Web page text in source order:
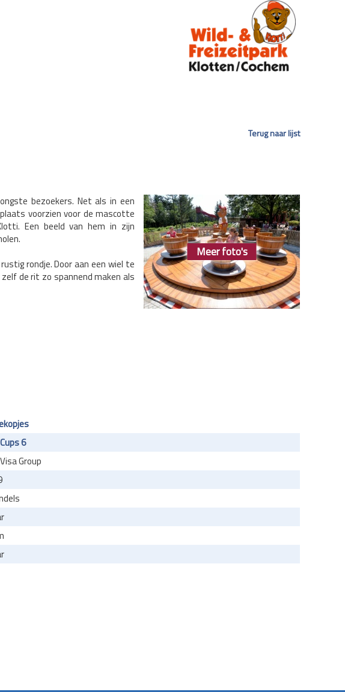
Terug naar lijst
Meer foto's
bezoekers. Net als in een
voorzien voor de mascotte
Een beeld van hem in zijn
rondje. Door aan een wiel te
de rit zo spannend maken als
6
Group